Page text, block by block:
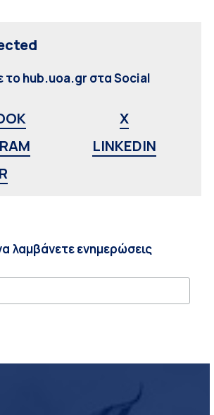
το hub.uoa.gr στα Social
X
LINKEDIN
λαμβάνετε ενημερώσεις